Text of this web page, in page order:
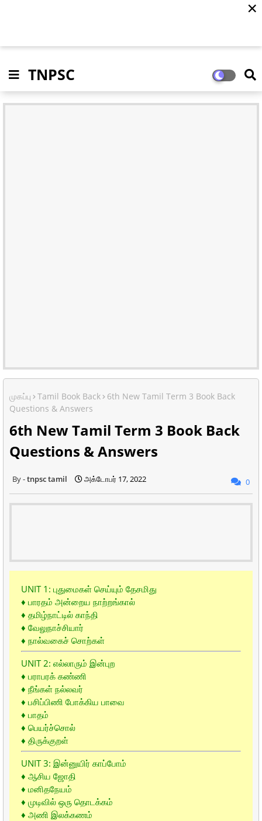
TNPSC
முகப்பு Tamil Book Back
6th New Tamil Term 3 Book Back
Questions & Answers
6th New Tamil Term 3 Book Back
Questions & Answers
tnpsc tamil அக்டோபர் 17, 2022 0
UNIT 1: புதுமைகள் செய்யும் தேசமிது
♦ பாரதம் அன்றைய நாற்றங்கால்
♦ தமிழ்நாட்டில் காந்தி
♦ வேலுநாச்சியார்
♦ நால்வகைச் சொற்கள்
UNIT 2: எல்லாரும் இன்புற
♦ பராபரக் கண்ணி
♦ நீங்கள் நல்லவர்
♦ பசிப்பிணி போக்கிய பாவை
♦ பாதம்
♦ பெயர்ச்சொல்
♦ திருக்குறள்
UNIT 3: இன்னுயிர் காப்போம்
♦ ஆசிய ஜோதி
♦ மனிதநேயம்
♦ முடிவில் ஒரு தொடக்கம்
♦ அணி இலக்கணம்
✕